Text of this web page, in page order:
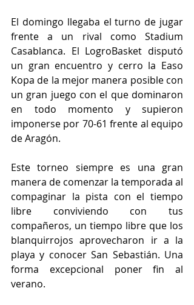
El domingo llegaba el turno de jugar
frente a un rival como Stadium
Casablanca. El LogroBasket disputó
un gran encuentro y cerro la Easo
Kopa de la mejor manera posible con
un gran juego con el que dominaron
en todo momento y supieron
imponerse por 70-61 frente al equipo
de Aragón.
Este torneo siempre es una gran
manera de comenzar la temporada al
compaginar la pista con el tiempo
libre conviviendo con tus
compañeros, un tiempo libre que los
blanquirrojos aprovecharon ir a la
playa y conocer San Sebastián. Una
forma excepcional poner fin al
verano.